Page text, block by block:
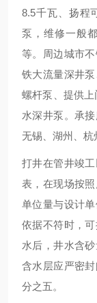
8.5千瓦、扬程
泵，维修一般
等。周边城市
铁大流量深井
螺杆泵、提供
水深井泵。承
无锡、湖州、杭
打井在管井竣
表，在现场按
单位量与设计
依据不符时，
水后，井水含
含水层应严密
分之五。